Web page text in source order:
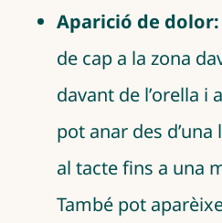
Aparició de dolor:
de cap a la zona
davant de l’orella i
pot anar des
al tacte fins a una
També pot